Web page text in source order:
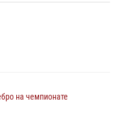
на чемпионате